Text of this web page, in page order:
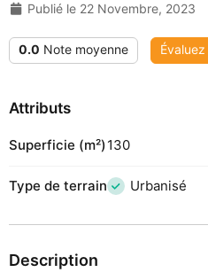
Publié le 22 Novembre, 2023
0.0 Note moyenne
Attributs
Superficie (m²)130
Type de terrain Urbanisé
Description